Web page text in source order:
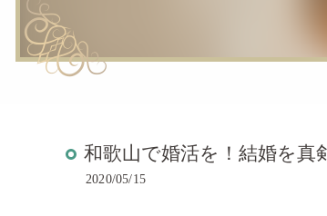
和歌山で婚活を！結婚を真
2020/05/15